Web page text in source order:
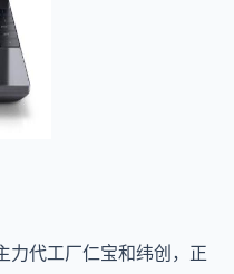
力代工厂仁宝和纬创，正